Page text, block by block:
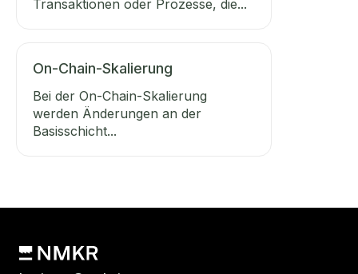
Transaktionen oder Prozesse, die...
On-Chain-Skalierung
Bei der On-Chain-Skalierung
werden Änderungen an der
Basisschicht...